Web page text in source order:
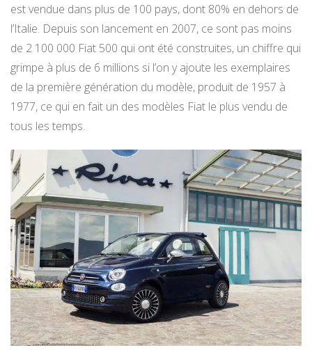
est vendue dans plus de 100 pays, dont 80% en dehors de
l’Italie. Depuis son lancement en 2007, ce sont pas moins
de 2 100 000 Fiat 500 qui ont été construites, un chiffre qui
grimpe à plus de 6 millions si l’on y ajoute les exemplaires
de la première génération du modèle, produit de 1957 à
1977, ce qui en fait un des modèles Fiat le plus vendu de
tous les temps.